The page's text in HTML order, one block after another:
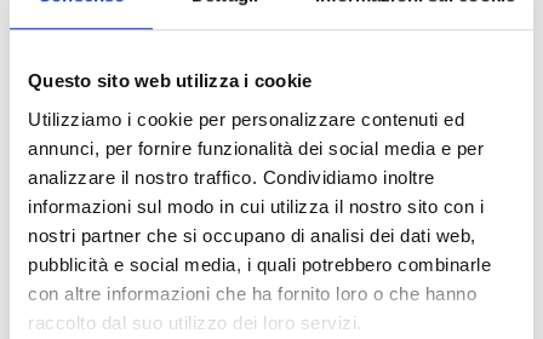
Questo sito web utilizza i cookie
Utilizziamo i cookie per personalizzare contenuti ed
annunci, per fornire funzionalità dei social media e per
analizzare il nostro traffico. Condividiamo inoltre
informazioni sul modo in cui utilizza il nostro sito con i
nostri partner che si occupano di analisi dei dati web,
pubblicità e social media, i quali potrebbero combinarle
con altre informazioni che ha fornito loro o che hanno
raccolto dal suo utilizzo dei loro servizi.
hanno portato alla luce insediamenti pastorizi,
centuriazione romana.
Info: 349 733 0760
Spazio Sagra Latignano
Pagina FB